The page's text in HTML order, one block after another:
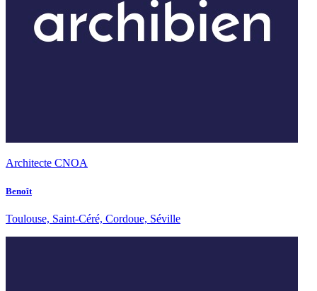
Architecte CNOA
Benoît
Toulouse, Saint-Céré, Cordoue, Séville